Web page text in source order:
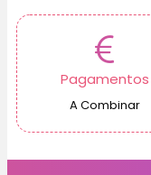
Pagamentos
A Combinar